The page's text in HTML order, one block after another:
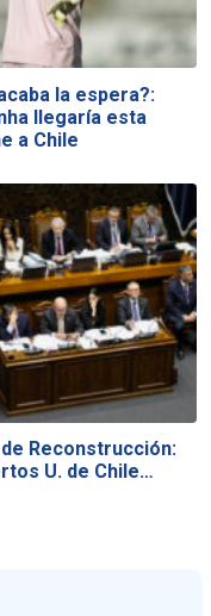
la espera?:
llegaría esta
a Chile
Reconstrucción:
U. de Chile…